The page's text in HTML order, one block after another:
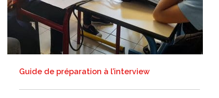
Guide de préparation à l’interview